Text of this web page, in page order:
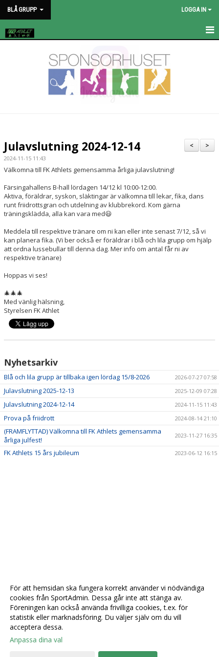
BLÅ GRUPP LOGGA IN
>
<
Julavslutning 2024-12-14
2024-11-15 11:43
Välkomna till FK Athlets gemensamma årliga julavslutning!
Färsingahallens B-hall lördagen 14/12 kl 10:00-12:00.
Aktiva, föräldrar, syskon, släktingar är välkomna till lekar, fika, dans
runt friidrottsgran och utdelning av klubbrekord. Kom gärna
träningsklädda, alla kan vara med😃
Meddela till respektive tränare om ni kan eller inte senast 7/12, så vi
kan planera fika. (Vi ber också er föräldrar i blå och lila grupp om hjälp
att ordna lussebullar till denna dag. Mer info om antal får ni av
respektive tränare)
Hoppas vi ses!
🎄🎄🎄
Med vänlig hälsning,
Styrelsen FK Athlet
Nyhetsarkiv
Blå och lila grupp är tillbaka igen lördag 15/8-2026 2026-07-27 07:58
Julavslutning 2025-12-13 2025-12-09 07:28
Julavslutning 2024-12-14 2024-11-15 11:43
Prova på friidrott 2024-08-14 21:10
(FRAMFLYTTAD) Välkomna till FK Athlets gemensamma
årliga julfest!
2023-11-27 16:35
FK Athlets 15 års jubileum 2023-06-12 16:15
För att hemsidan ska fungera korrekt använder vi nödvändiga
cookies från SportAdmin. Dessa går inte att stänga av.
Föreningen kan också använda frivilliga cookies, t.ex. för
statistik eller marknadsföring. Du väljer själv om du vill
acceptera dessa.
Anpassa dina val